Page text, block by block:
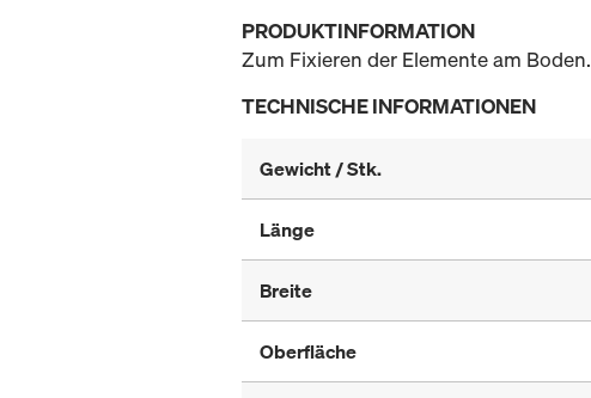
PRODUKTINFORMATION
Zum Fixieren der Elemente am Boden.
TECHNISCHE INFORMATIONEN
Gewicht / Stk.
Länge
Breite
Oberfläche